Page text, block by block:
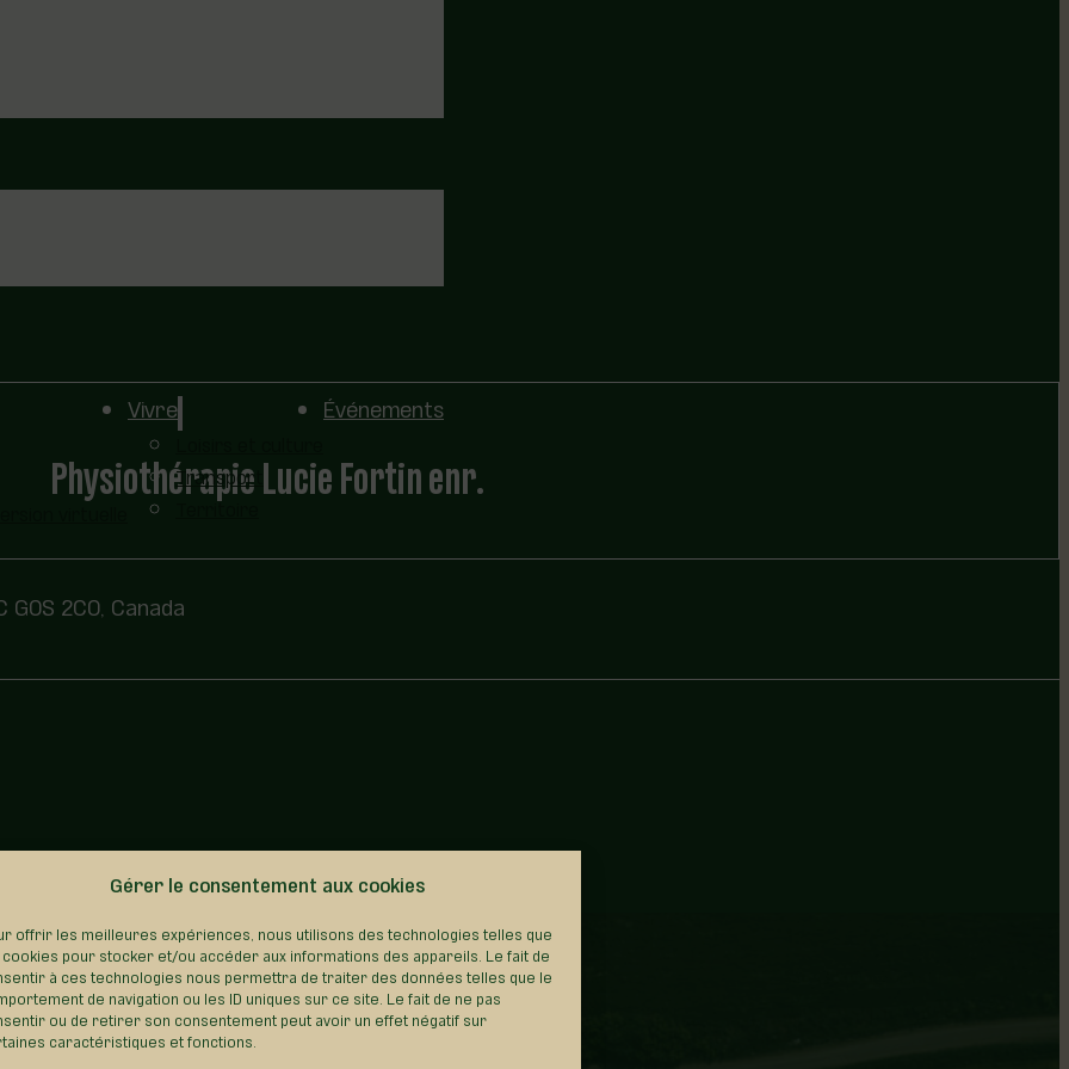
Gérer le consentement aux cookies
offrir les meilleures expériences, nous utilisons des technologies telles que
cookies pour stocker et/ou accéder aux informations des appareils. Le fait de
à ces technologies nous permettra de traiter des données telles que le
de navigation ou les ID uniques sur ce site. Le fait de ne pas
ou de retirer son consentement peut avoir un effet négatif sur
caractéristiques et fonctions.
Vivre
Transport
Territoire
Événements
Physiothérapie Lucie Fortin enr.
G0S 2C0, Canada
REVENIR AU RÉPERTOIRE